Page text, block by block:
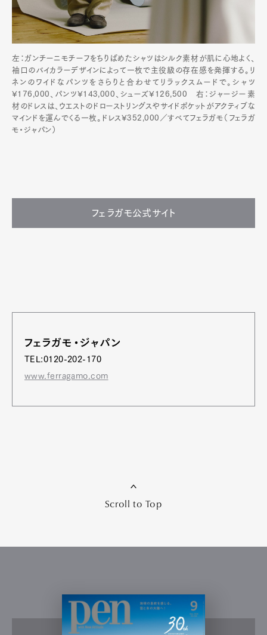
左：ガンチーニモチーフをちりばめたシャツはシルク素材が肌に心地よく、
袖口のバイカラーデザインによって一枚で主役級の存在感を発揮する。リ
ネンのワイドなパンツをさらりと合わせてリラックスムードで。シャツ
¥176,000、パンツ¥143,000、シューズ¥126,500 右：ジャージー素
材のドレスは、ウエストのドローストリングスやサイドポケットがアクティブな
マインドを運んでくる一枚。ドレス¥352,000／すべてフェラガモ（フェラガ
モ・ジャパン）
フェラガモ公式サイト
フェラガモ・ジャパン
TEL:0120-202-170
www.ferragamo.com
Scroll to Top